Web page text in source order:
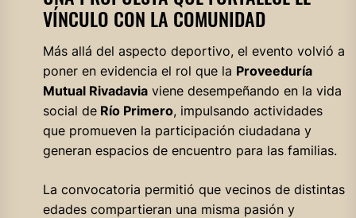
VÍNCULO CON LA COMUNIDAD
Más allá del aspecto deportivo, el evento volvió a
poner en evidencia el rol que la Proveeduría
Mutual Rivadaviaviene desempeñando en la vida
social deRío Primero, impulsando actividades
que promueven la participación ciudadana y
generan espacios de encuentro para las familias.
La convocatoria permitió que vecinos de distintas
edades compartieran una misma pasión y